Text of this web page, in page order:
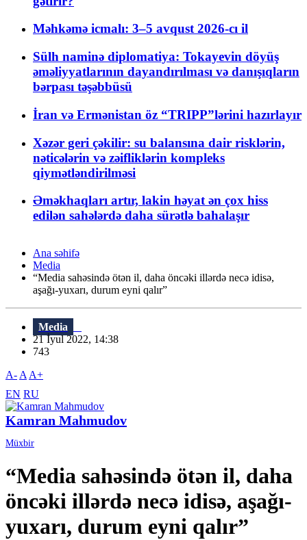
Məhkəmə icmalı: 3–5 avqust 2026-cı il
Sülh naminə diplomatiya: Tokayevin döyüş
əməliyyatlarının dayandırılması və danışıqların
bərpası təşəbbüsü
İran və Ermənistan öz “TRIPP”lərini hazırlayır
Xəzər geri çəkilir: su balansına dair risklərin,
nəticələrin və zəifliklərin kompleks
qiymətləndirilməsi
Əməkhaqları artır, lakin həyat ən çox hiss
edilən sahələrdə daha sürətlə bahalaşır
Ana səhifə
Media
“Media sahəsində ötən il, daha öncəki illərdə necə idisə,
aşağı-yuxarı, durum eyni qalır”
Media
21 İyul 2022, 14:38
743
A- A A+
EN RU
Kamran Mahmudov
Müxbir
“Media sahəsində ötən il, daha
öncəki illərdə necə idisə, aşağı-
yuxarı, durum eyni qalır”